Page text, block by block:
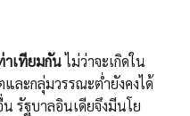
เทียมกันไม่ว่าจะเกิดใน
ละกลุ่มวรรณะต่ำยังคงได้
รัฐบาลอินเดียจึงมีนโย